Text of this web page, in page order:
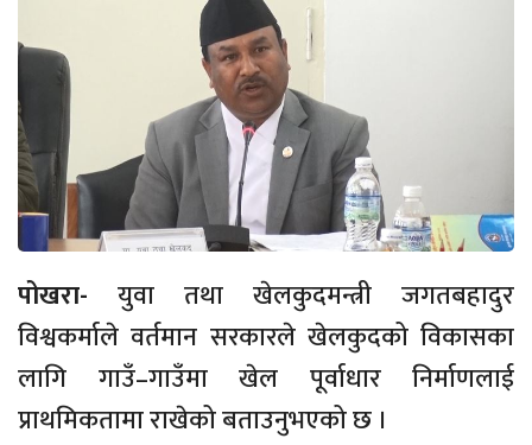
पोखरा- युवा तथा खेलकुदमन्त्री जगतबहादुर
विश्वकर्माले वर्तमान सरकारले खेलकुदको विकासका
लागि गाउँ–गाउँमा खेल पूर्वाधार निर्माणलाई
प्राथमिकतामा राखेको बताउनुभएको छ ।